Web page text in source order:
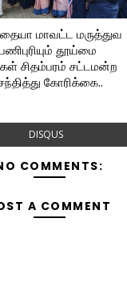
மாவட்ட மருத்துவ
தூய்மை
சிதம்பரம் சட்டமன்ற
கோரிக்கை..
DISQUS
COMMENTS:
A COMMENT